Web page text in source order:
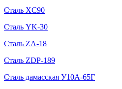
Сталь XC90
Сталь YK-30
Сталь ZA-18
Сталь ZDP-189
Сталь дамасская У10А-65Г